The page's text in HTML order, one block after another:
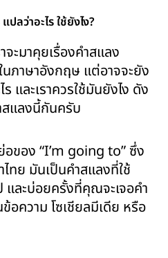
ลว่าอะไร ใช้ยังไง?
ะมาคุยเรื่องคำสแลง
นภาษาอังกฤษ แต่อาจจะยัง
และเราควรใช้มันยังไง ดัง
แลงนี้กันครับ
ของ “I’m going to” ซึ่ง
ไทย มันเป็นคำสแลงที่ใช้
และบ่อยครั้งที่คุณจะเจอคำ
ข้อความ โซเชียลมีเดีย หรือ